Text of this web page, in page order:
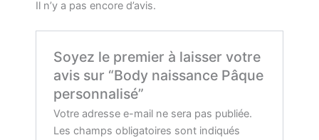
Il n’y a pas encore d’avis.
Soyez le premier à laisser votre
avis sur “Body naissance Pâque
personnalisé”
Votre adresse e-mail ne sera pas publiée.
Les champs obligatoires sont indiqués